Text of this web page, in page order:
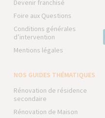
Devenir franchisé
Foire aux Questions
Conditions générales
d’intervention
Mentions légales
NOS GUIDES THÉMATIQUES
Rénovation de résidence
secondaire
Rénovation de Maison